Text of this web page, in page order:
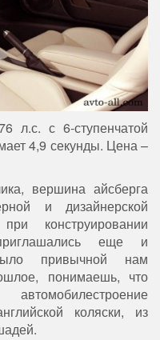
л.с. с 6-ступенчатой
4,9 секунды. Цена –
вершина айсберга
и дизайнерской
конструировании
еще и
привычной нам
понимаешь, что
коляски, из